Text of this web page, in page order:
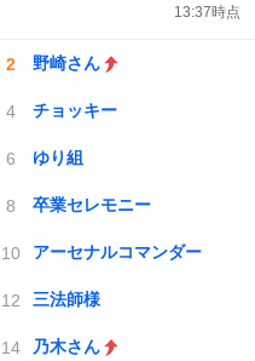
13:37時点
野崎さん
チョッキー
ゆり組
卒業セレモニー
アーセナルコマンダー
三法師様
乃木さん